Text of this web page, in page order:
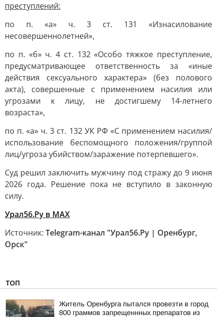
преступлений:
по п. «а» ч. 3 ст. 131 «Изнасилование
несовершеннолетней»,
по п. «б» ч. 4 ст. 132 «Особо тяжкое преступление,
предусматривающее ответственность за «иные
действия сексуального характера» (без полового
акта), совершенные с применением насилия или
угрозами к лицу, не достигшему 14-летнего
возраста»,
по п. «а» ч. 3 ст. 132 УК РФ «С применением насилия/
использование беспомощного положения/группой
лиц/угроза убийством/заражение потерпевшего».
Суд решил заключить мужчину под стражу до 9 июня
2026 года. Решение пока не вступило в законную
силу.
Урал56.Ру в МАХ
Источник: Telegram-канал "Урал56.Ру | Оренбург,
Орск"
ТОП
Житель Оренбурга пытался провезти в город
800 граммов запрещеннных препаратов из